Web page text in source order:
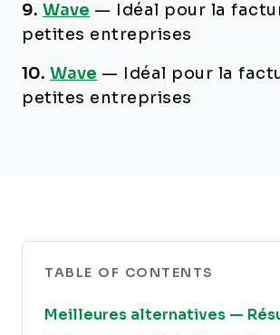
9. Wave —
Idéal pour la
petites entreprises
10. Wave —
Idéal pour la
petites entreprises
TABLE OF CONTENTS
Meilleures alternatives —